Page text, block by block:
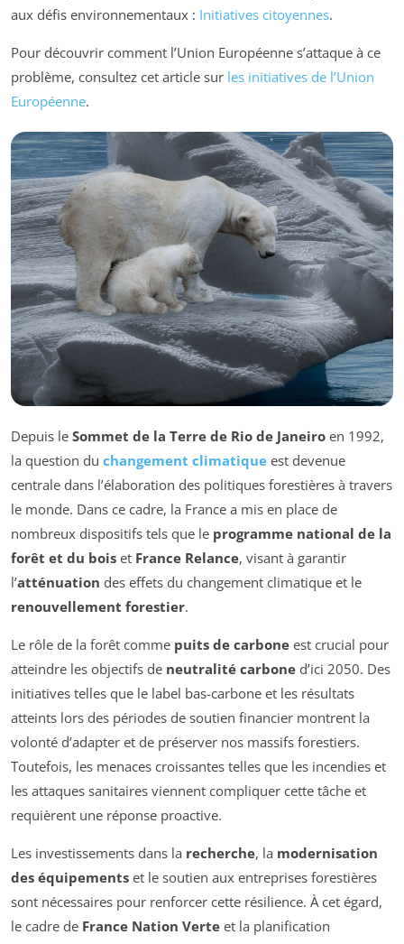
aux défis environnementaux : Initiatives citoyennes.
Pour découvrir comment l’Union Européenne s’attaque à ce
problème, consultez cet article sur les initiatives de l’Union
Européenne.
Depuis le Sommet de la Terre de Rio de Janeiro en 1992,
la question du changement climatique est devenue
centrale dans l’élaboration des politiques forestières à travers
le monde. Dans ce cadre, la France a mis en place de
nombreux dispositifs tels que le programme national de la
forêt et du bois et France Relance, visant à garantir
l’atténuation des effets du changement climatique et le
renouvellement forestier.
Le rôle de la forêt comme puits de carbone est crucial pour
atteindre les objectifs de neutralité carbone d’ici 2050. Des
initiatives telles que le label bas-carbone et les résultats
atteints lors des périodes de soutien financier montrent la
volonté d’adapter et de préserver nos massifs forestiers.
Toutefois, les menaces croissantes telles que les incendies et
les attaques sanitaires viennent compliquer cette tâche et
requièrent une réponse proactive.
Les investissements dans la recherche, la modernisation
des équipements et le soutien aux entreprises forestières
sont nécessaires pour renforcer cette résilience. À cet égard,
le cadre de France Nation Verte et la planification